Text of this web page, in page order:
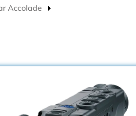
Accolade